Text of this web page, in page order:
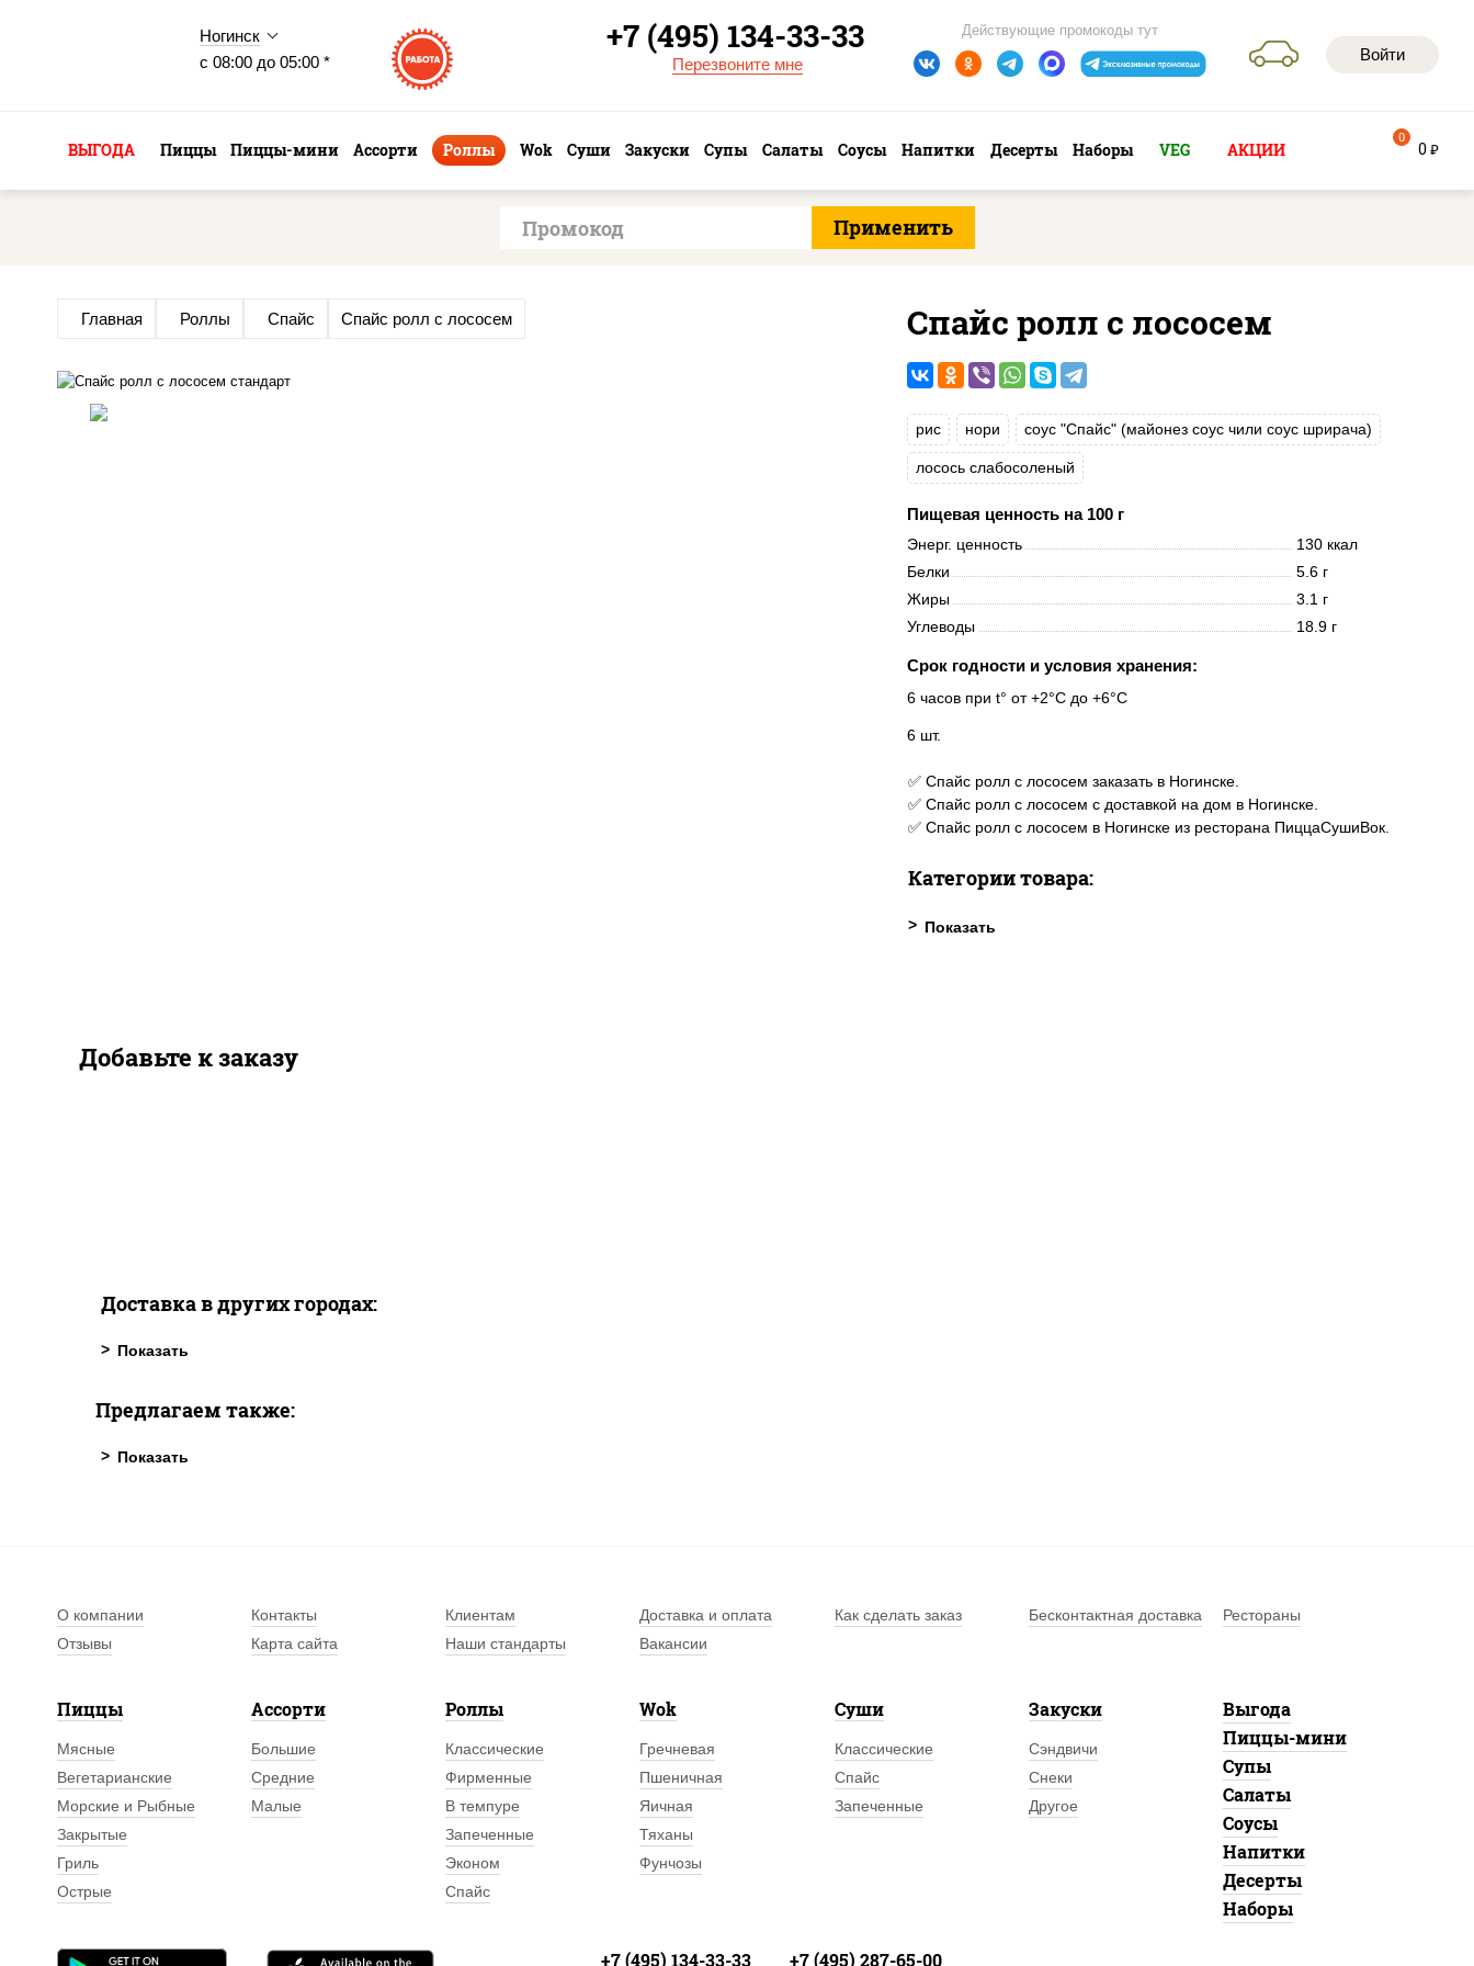
Ногинск
с 08:00 до 05:00 *
Войти
Действующие промокоды тут
+7 (495) 134-33-33
Перезвоните мне
ВЫГОДА Пиццы Пиццы-мини Ассорти Роллы Wok Суши Закуски Супы Салаты Соусы Напитки Десерты Наборы VEG АКЦИИ 0 руб
0
Главная Роллы Спайс Спайс ролл с лососем Спайс ролл с лососем
рис нори соус "Спайс" (майонез соус чили соус шрирача)
лосось слабосоленый
Пищевая ценность на 100 г
Энерг. ценность
130 ккал
Белки
5.6 г
Жиры
3.1 г
Углеводы
18.9 г
Срок годности и условия хранения:
6 часов при t° от +2°C до +6°C
6 шт.
✅ Спайс ролл с лососем заказать в Ногинске.
✅ Спайс ролл с лососем с доставкой на дом в Ногинске.
✅ Спайс ролл с лососем в Ногинске из ресторана ПиццаСушиВок.
Категории товара:
Добавьте к заказу
Доставка в других городах:
Предлагаем также:
О компании Контакты Клиентам Доставка и оплата Как сделать заказ Бесконтактная доставка
Рестораны
Отзывы
Карта сайта Наши стандарты Вакансии
Пиццы
Мясные
Вегетарианские
Морские и Рыбные
Закрытые
Гриль
Острые
Ассорти
Большие
Средние
Малые
Роллы
Классические
Фирменные
В темпуре
Запеченные
Эконом
Спайс
Wok
Гречневая
Пшеничная
Яичная
Тяханы
Фунчозы
Суши
Классические
Спайс
Запеченные
Закуски
Сэндвичи
Снеки
Другое
Выгода
Пиццы-мини
Супы
Салаты
Соусы
Напитки
Десерты
Наборы
+7 (495) 134-33-33 +7 (495) 287-65-00